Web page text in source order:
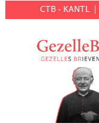
CTB - KANTL